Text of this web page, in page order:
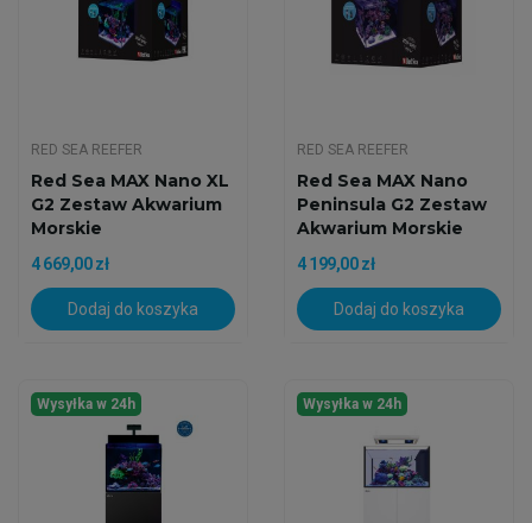
RED SEA REEFER
Red Sea MAX Nano XL
G2 Zestaw Akwarium
Morskie
4 669,00 zł
Dodaj do koszyka
RED SEA REEFER
Red Sea MAX Nano
Peninsula G2 Zestaw
Akwarium Morskie
4 199,00 zł
Dodaj do koszyka
Wysyłka w 24h Wysyłka w 24h